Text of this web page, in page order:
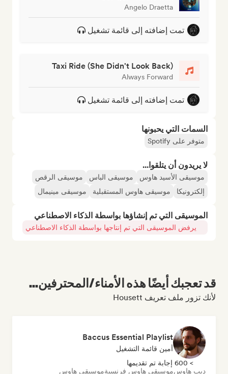
Angelo Draetta
تمت إضافته إلى قائمة تشغيل
Taxi Ride (She Didn't Look Back)
Always Forward
تمت إضافته إلى قائمة تشغيل
السمات التي يحبونها
متوفر على Spotify
لا يريدون أن يتلقوا...
موسيقى الأسيد هاوس موسيقى الباس
موسيقى الرقص
إلكترونيكا
موسيقى هاوس المستقبلية موسيقى مينيمال
الموسيقى التي تم إنشاؤها بواسطة الذكاء الاصطناعي
يرفض الموسيقى التي تم إنتاجها بواسطة الذكاء الاصطناعي
قد تعجبك أيضًا هذه الأمناء/المحترفين...
لأنك تزور ملف تعريف Housett
Baccus Essential Playlist
أمين قائمة التشغيل
> 600 إجابة تم تقديمها
ديب هاوسموسيقى هاوس فرنسيةموسيقى هاوس